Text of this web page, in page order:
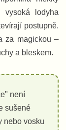
vysoká lodyha
postupně.
za magickou –
a bleskem.
není
sušené
nebo vosku